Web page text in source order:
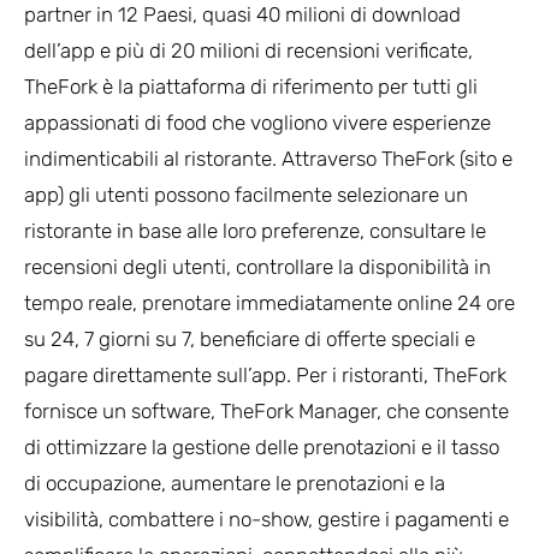
partner in 12 Paesi, quasi 40 milioni di download
dell’app e più di 20 milioni di recensioni verificate,
TheFork è la piattaforma di riferimento per tutti gli
appassionati di food che vogliono vivere esperienze
indimenticabili al ristorante. Attraverso TheFork (sito e
app) gli utenti possono facilmente selezionare un
ristorante in base alle loro preferenze, consultare le
recensioni degli utenti, controllare la disponibilità in
tempo reale, prenotare immediatamente online 24 ore
su 24, 7 giorni su 7, beneficiare di offerte speciali e
pagare direttamente sull’app. Per i ristoranti, TheFork
fornisce un software, TheFork Manager, che consente
di ottimizzare la gestione delle prenotazioni e il tasso
di occupazione, aumentare le prenotazioni e la
visibilità, combattere i no-show, gestire i pagamenti e